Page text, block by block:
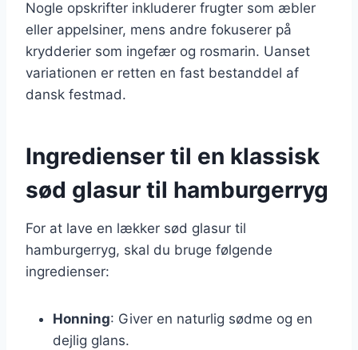
Nogle opskrifter inkluderer frugter som æbler
eller appelsiner, mens andre fokuserer på
krydderier som ingefær og rosmarin. Uanset
variationen er retten en fast bestanddel af
dansk festmad.
Ingredienser til en klassisk
sød glasur til hamburgerryg
For at lave en lækker sød glasur til
hamburgerryg, skal du bruge følgende
ingredienser:
Honning: Giver en naturlig sødme og en
dejlig glans.